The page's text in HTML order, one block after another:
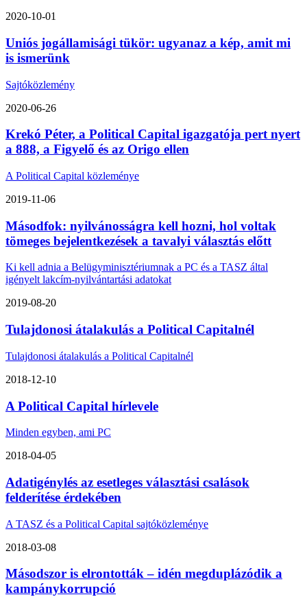
2020-10-01
Uniós jogállamisági tükör: ugyanaz a kép, amit mi
is ismerünk
Sajtóközlemény
2020-06-26
Krekó Péter, a Political Capital igazgatója pert nyert
a 888, a Figyelő és az Origo ellen
A Political Capital közleménye
2019-11-06
Másodfok: nyilvánosságra kell hozni, hol voltak
tömeges bejelentkezések a tavalyi választás előtt
Ki kell adnia a Belügyminisztériumnak a PC és a TASZ által
igényelt lakcím-nyilvántartási adatokat
2019-08-20
Tulajdonosi átalakulás a Political Capitalnél
Tulajdonosi átalakulás a Political Capitalnél
2018-12-10
A Political Capital hírlevele
Minden egyben, ami PC
2018-04-05
Adatigénylés az esetleges választási csalások
felderítése érdekében
A TASZ és a Political Capital sajtóközleménye
2018-03-08
Másodszor is elrontották – idén megduplázódik a
kampánykorrupció